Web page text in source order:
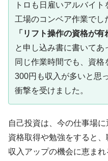
トロも日雇いアルバイト
工場のコンベア作業でし
「リフト操作の資格が有
と申し込み書に書いてあ
同じ作業時間でも、資格
300円も収入が多いと思
衝撃を受けました。
自己投資は、今の仕事場
資格取得や勉強をすると、
収入アップの機会に恵まれ